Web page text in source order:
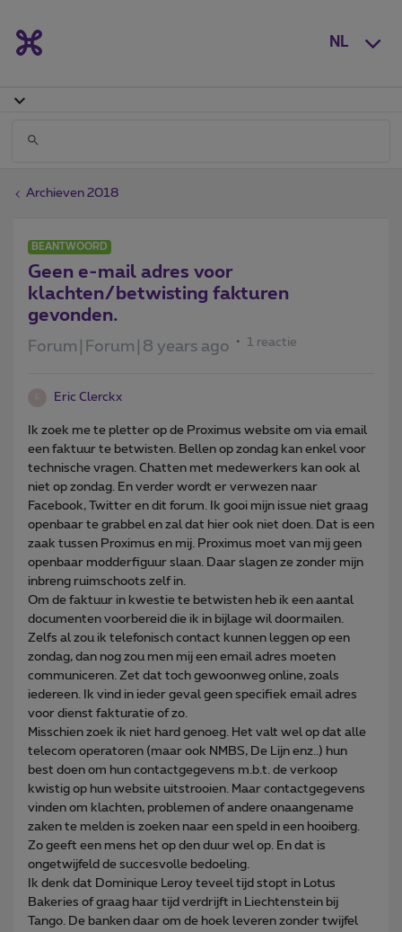
NL
Archieven 2018
BEANTWOORD
Geen e-mail adres voor
klachten/betwisting fakturen
gevonden.
Forum|Forum|8 years ago 1 reactie
Eric Clerckx
Ik zoek me te pletter op de Proximus website om via email
een faktuur te betwisten. Bellen op zondag kan enkel voor
technische vragen. Chatten met medewerkers kan ook al
niet op zondag. En verder wordt er verwezen naar
Facebook, Twitter en dit forum. Ik gooi mijn issue niet graag
openbaar te grabbel en zal dat hier ook niet doen. Dat is een
zaak tussen Proximus en mij. Proximus moet van mij geen
openbaar modderfiguur slaan. Daar slagen ze zonder mijn
inbreng ruimschoots zelf in.
Om de faktuur in kwestie te betwisten heb ik een aantal
documenten voorbereid die ik in bijlage wil doormailen.
Zelfs al zou ik telefonisch contact kunnen leggen op een
zondag, dan nog zou men mij een email adres moeten
communiceren. Zet dat toch gewoonweg online, zoals
iedereen. Ik vind in ieder geval geen specifiek email adres
voor dienst fakturatie of zo.
Misschien zoek ik niet hard genoeg. Het valt wel op dat alle
telecom operatoren (maar ook NMBS, De Lijn enz..) hun
best doen om hun contactgegevens m.b.t. de verkoop
kwistig op hun website uitstrooien. Maar contactgegevens
vinden om klachten, problemen of andere onaangename
zaken te melden is zoeken naar een speld in een hooiberg.
Zo geeft een mens het op den duur wel op. En dat is
ongetwijfeld de succesvolle bedoeling.
Ik denk dat Dominique Leroy teveel tijd stopt in Lotus
Bakeries of graag haar tijd verdrijft in Liechtenstein bij
Tango. De banken daar om de hoek leveren zonder twijfel